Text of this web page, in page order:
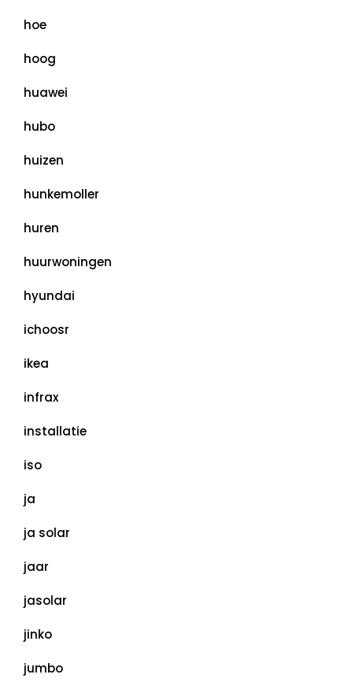
hoe
hoog
huawei
hubo
huizen
hunkemoller
huren
huurwoningen
hyundai
ichoosr
ikea
infrax
installatie
iso
ja
ja solar
jaar
jasolar
jinko
jumbo